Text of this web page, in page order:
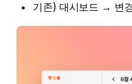
기존) 대시보드 → 변